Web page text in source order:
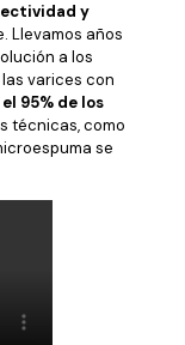
y
Llevamos años
a los
varices con
95% de los
técnicas, como
se